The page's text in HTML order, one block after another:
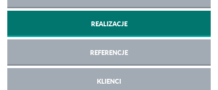
REALIZACJE
REFERENCJE
KLIENCI